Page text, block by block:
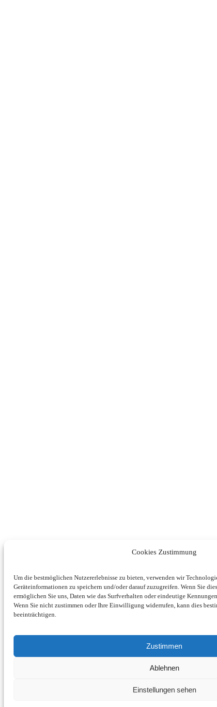
Cookies Zustimmung
Um die bestmöglichen Nutzererlebnisse zu bieten, verwenden wir
Geräteinformationen zu speichern und/oder darauf zuzugreifen. Wenn Sie
ermöglichen Sie uns, Daten wie das Surfverhalten oder eindeutige
Wenn Sie nicht zustimmen oder Ihre Einwilligung widerrufen, kann dies
beeinträchtigen.
Zustimmen
Ablehnen
Einstellungen sehen